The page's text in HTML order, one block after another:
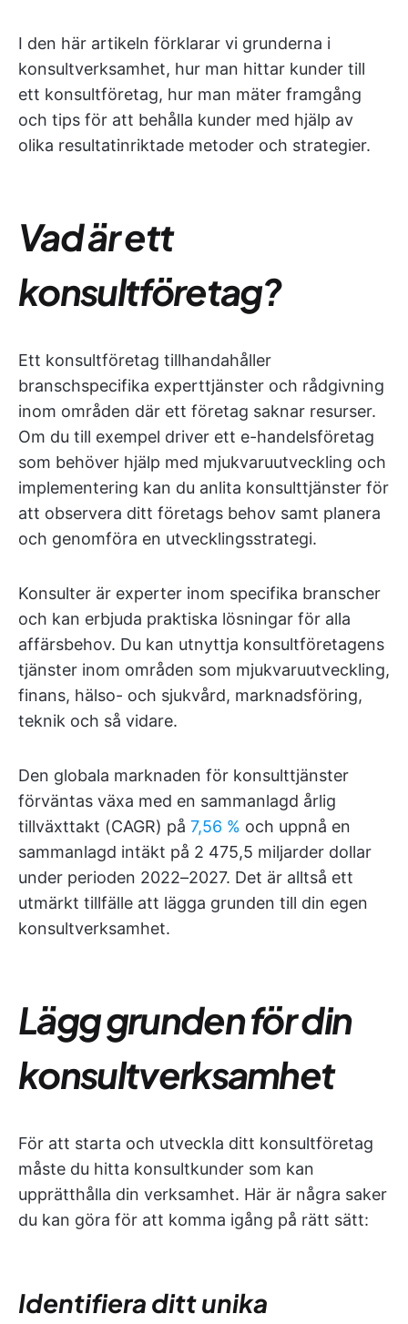
I den här artikeln förklarar vi grunderna i
konsultverksamhet, hur man hittar kunder till
ett konsultföretag, hur man mäter framgång
och tips för att behålla kunder med hjälp av
olika resultatinriktade metoder och strategier.
Vad är ett
konsultföretag?
Ett konsultföretag tillhandahåller
branschspecifika experttjänster och rådgivning
inom områden där ett företag saknar resurser.
Om du till exempel driver ett e-handelsföretag
som behöver hjälp med mjukvaruutveckling och
implementering kan du anlita konsulttjänster för
att observera ditt företags behov samt planera
och genomföra en utvecklingsstrategi.
Konsulter är experter inom specifika branscher
och kan erbjuda praktiska lösningar för alla
affärsbehov. Du kan utnyttja konsultföretagens
tjänster inom områden som mjukvaruutveckling,
finans, hälso- och sjukvård, marknadsföring,
teknik och så vidare.
Den globala marknaden för konsulttjänster
förväntas växa med en sammanlagd årlig
tillväxttakt (CAGR) på 7,56 % och uppnå en
sammanlagd intäkt på 2 475,5 miljarder dollar
under perioden 2022–2027. Det är alltså ett
utmärkt tillfälle att lägga grunden till din egen
konsultverksamhet.
Lägg grunden för din
konsultverksamhet
För att starta och utveckla ditt konsultföretag
måste du hitta konsultkunder som kan
upprätthålla din verksamhet. Här är några saker
du kan göra för att komma igång på rätt sätt:
Identifiera ditt unika